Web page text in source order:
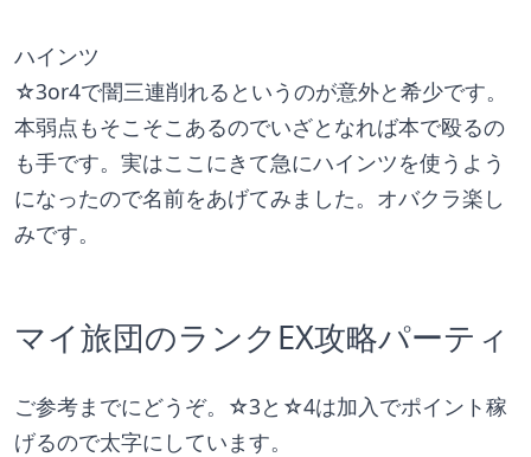
ハインツ
☆3or4で闇三連削れるというのが意外と希少です。
本弱点もそこそこあるのでいざとなれば本で殴るの
も手です。実はここにきて急にハインツを使うよう
になったので名前をあげてみました。オバクラ楽し
みです。
マイ旅団のランクEX攻略パーティ
ご参考までにどうぞ。☆3と☆4は加入でポイント稼
げるので太字にしています。